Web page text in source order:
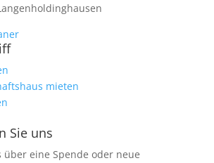
mieten
Sie uns
eine Spende oder neue